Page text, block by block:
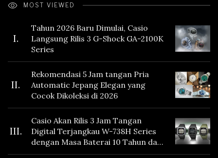
MOST VIEWED
I.
Tahun 2026 Baru Dimulai, Casio
Langsung Rilis 3 G-Shock GA-2100K
Series
II.
Rekomendasi 5 Jam tangan Pria
Automatic Jepang Elegan yang
Cocok Dikoleksi di 2026
III.
Casio Akan Rilis 3 Jam Tangan
Digital Terjangkau W-738H Series
dengan Masa Baterai 10 Tahun dan
Fitur Vibration